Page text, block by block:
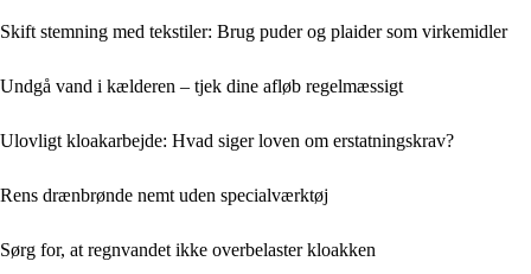
Skift stemning med tekstiler: Brug puder og plaider som virkemidler
Undgå vand i kælderen – tjek dine afløb regelmæssigt
Ulovligt kloakarbejde: Hvad siger loven om erstatningskrav?
Rens drænbrønde nemt uden specialværktøj
Sørg for, at regnvandet ikke overbelaster kloakken